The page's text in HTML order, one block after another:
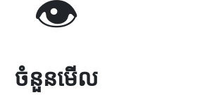
👁
ចំនួនមើល